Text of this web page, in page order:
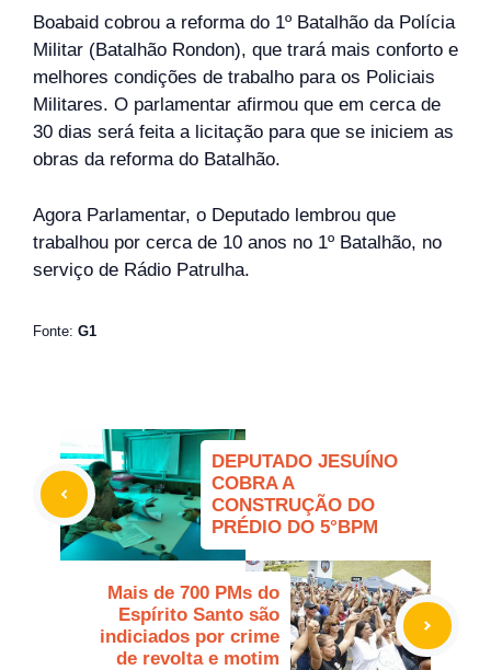
Boabaid cobrou a reforma do 1º Batalhão da Polícia
Militar (Batalhão Rondon), que trará mais conforto e
melhores condições de trabalho para os Policiais
Militares. O parlamentar afirmou que em cerca de
30 dias será feita a licitação para que se iniciem as
obras da reforma do Batalhão.
Agora Parlamentar, o Deputado lembrou que
trabalhou por cerca de 10 anos no 1º Batalhão, no
serviço de Rádio Patrulha.
Fonte: G1
DEPUTADO JESUÍNO
COBRA A
CONSTRUÇÃO DO
PRÉDIO DO 5°BPM
Mais de 700 PMs do
Espírito Santo são
indiciados por crime
de revolta e motim